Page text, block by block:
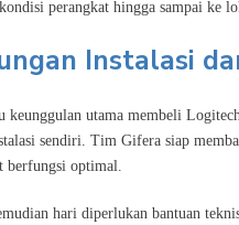
perangkat hingga sampai ke
Instalasi
keunggulan utama membeli
sendiri. Tim Gifera siap
berfungsi optimal.
hari diperlukan bantuan